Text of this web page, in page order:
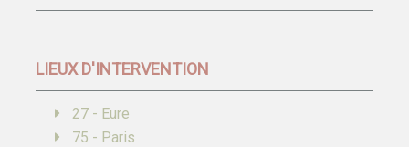
LIEUX D'INTERVENTION
27 - Eure
75 - Paris